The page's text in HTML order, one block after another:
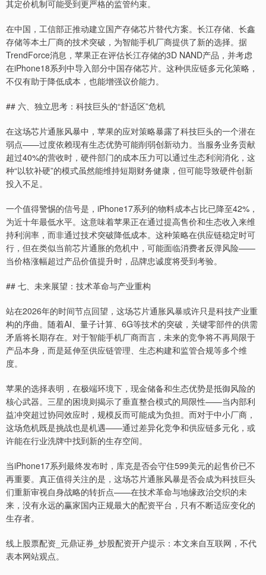
其定价机制可能受到更严格的监管约束。
在中国，工信部正推动建立国产存储芯片替代方案。长江存储、长鑫
存储等本土厂商的技术突破，为智能手机厂商提供了新的选择。据
TrendForce消息，苹果正在评估长江存储的3D NAND产品，并考虑
在iPhone18系列中导入部分中国存储芯片。这种供应链多元化策略，
不仅有助于降低成本，也能增强议价能力。
## 六、独立思考：科技巨头的“舒适区”危机
在这场芯片通胀风暴中，苹果的应对策略暴露了科技巨头的一个潜在
弱点——过度依赖现有生态优势可能削弱创新动力。当服务业务贡献
超过40%的营收时，硬件部门的成本压力可以通过生态利润消化，这
种“以软补硬”的模式虽然能维持短期财务健康，但可能导致硬件创新
投入不足。
一个值得警惕的信号是，iPhone17系列的物料成本占比已降至42%，
为近十年最低水平。这意味着苹果正在通过提高售价和生态收入来维
持利润率，而非通过技术突破降低成本。这种策略在供应链稳定时可
行，但在类似当前芯片通胀的危机中，可能面临消费者反弹风险——
当价格涨幅超过产品价值提升时，品牌忠诚度将受到考验。
## 七、未来展望：技术革命与产业重构
站在2026年的时间节点回望，这场芯片通胀风暴或许只是科技产业重
构的序曲。随着AI、量子计算、6G等技术的突破，关键零部件的供需
矛盾将长期存在。对于智能手机厂商而言，未来的竞争将不再局限于
产品本身，而是延伸至供应链管理、生态构建和监管合规等多个维
度。
苹果的选择表明，在极端环境下，现金储备和生态优势是抵御风险的
核心武器。三星的困境则揭示了垂直整合模式的局限性——当内部利
益冲突超过协同效应时，规模反而可能成为负担。而对于中小厂商，
这场危机既是挑战也是机遇——通过差异化竞争和供应链多元化，或
许能在行业洗牌中找到新的生存空间。
当iPhone17系列最终发布时，库克是否会守住599美元的起售价已不
再重要。真正值得关注的是，这场芯片通胀风暴是否会成为科技巨头
们重新审视自身战略的转折点——在技术革命与地缘政治交织的未
来，没有永远的赢家国内正规最大的配资平台，只有不断适应变化的
生存者。
线上股票配资_元鼎证券_炒股配资开户提示：本文来自互联网，不代
表本网站观点。